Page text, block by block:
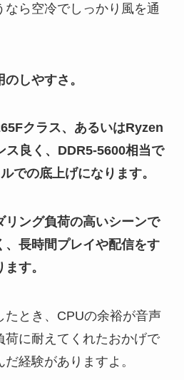
ら空冷でしっかり風を通
しやすさ。
クラス、あるいはRyzen
ス良く、DDR5-5600相当で
での底上げになります。
リング負荷の高いシーンで
、長時間プレイや配信をす
す。
たとき、CPUの余裕が音声
荷に耐えてくれたおかげで
経験がありますよ。